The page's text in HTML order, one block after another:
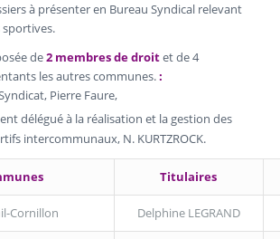
à présenter en Bureau Syndical relevant
de2 membres de droitet de 4
les autres communes.:
Pierre Faure,
délégué à la réalisation et la gestion des
intercommunaux, N. KURTZROCK.
Titulaires
Cornillon Delphine LEGRAND